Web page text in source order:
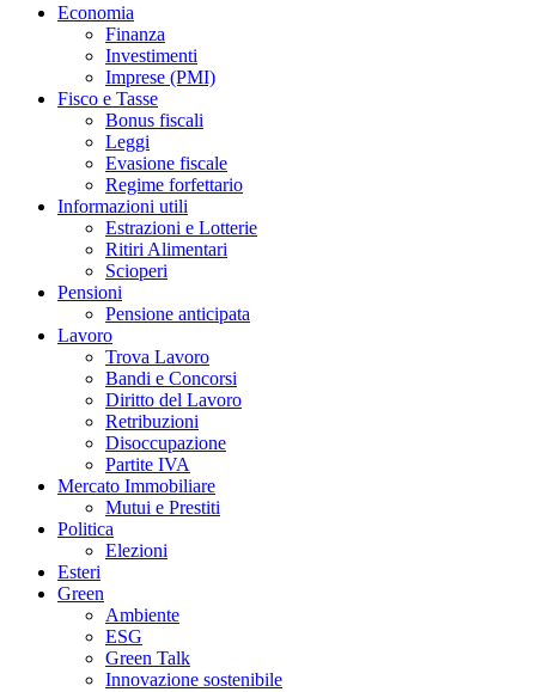
Economia
Finanza
Investimenti
Imprese (PMI)
Fisco e Tasse
Bonus fiscali
Leggi
Evasione fiscale
Regime forfettario
Informazioni utili
Estrazioni e Lotterie
Ritiri Alimentari
Scioperi
Pensioni
Pensione anticipata
Lavoro
Trova Lavoro
Bandi e Concorsi
Diritto del Lavoro
Retribuzioni
Disoccupazione
Partite IVA
Mercato Immobiliare
Mutui e Prestiti
Politica
Elezioni
Esteri
Green
Ambiente
ESG
Green Talk
Innovazione sostenibile